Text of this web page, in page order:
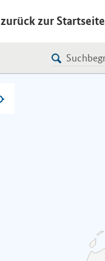
zurück zur Startseite